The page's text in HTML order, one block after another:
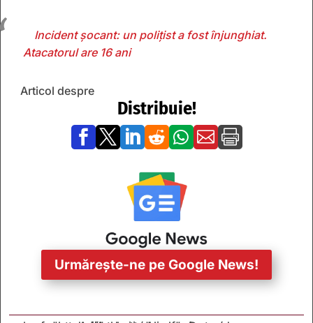
Incident șocant: un polițist a fost înjunghiat.
Atacatorul are 16 ani
Articol despre
Distribuie!
      
Urmărește-ne pe Google News!